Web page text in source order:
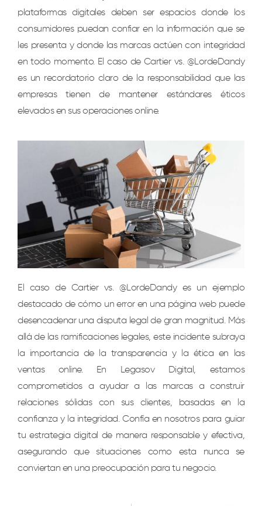
plataformas digitales deben ser espacios donde los
consumidores puedan confiar en la información que se
les presenta y donde las marcas actúen con integridad
en todo momento. El caso de Cartier vs. @LordeDandy
es un recordatorio claro de la responsabilidad que las
empresas tienen de mantener estándares éticos
elevados en sus operaciones online.
El caso de Cartier vs. @LordeDandy es un ejemplo
destacado de cómo un error en una página web puede
desencadenar una disputa legal de gran magnitud. Más
allá de las ramificaciones legales, este incidente subraya
la importancia de la transparencia y la ética en las
ventas online. En Legasov Digital, estamos
comprometidos a ayudar a las marcas a construir
relaciones sólidas con sus clientes, basadas en la
confianza y la integridad. Confía en nosotros para guiar
tu estrategia digital de manera responsable y efectiva,
asegurando que situaciones como esta nunca se
conviertan en una preocupación para tu negocio.